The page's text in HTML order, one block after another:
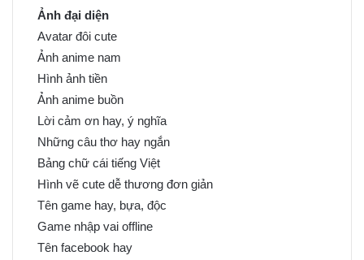
Ảnh đại diện
Avatar đôi cute
Ảnh anime nam
Hình ảnh tiền
Ảnh anime buồn
Lời cảm ơn hay, ý nghĩa
Những câu thơ hay ngắn
Bảng chữ cái tiếng Việt
Hình vẽ cute dễ thương đơn giản
Tên game hay, bựa, độc
Game nhập vai offline
Tên facebook hay